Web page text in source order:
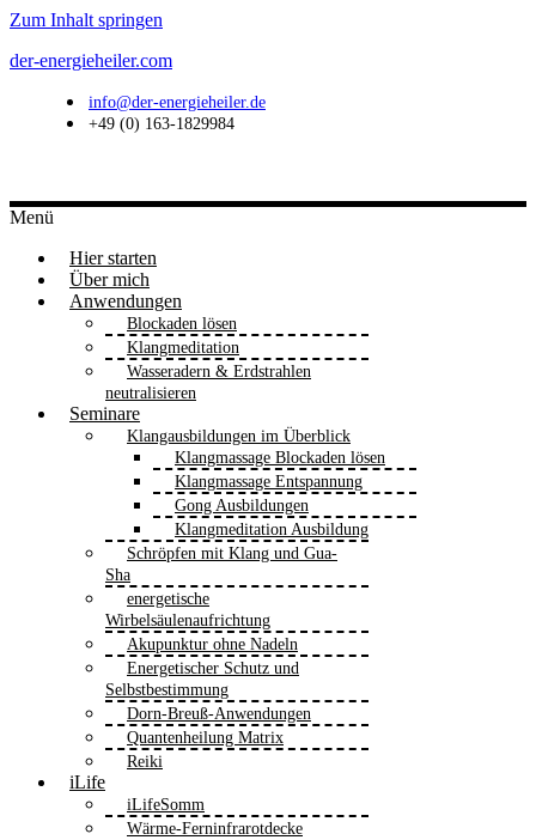
Zum Inhalt springen
der-energieheiler.com
info@der-energieheiler.de
+49 (0) 163-1829984
Menü
Hier starten
Über mich
Anwendungen
Blockaden lösen
Klangmeditation
Wasseradern & Erdstrahlen
neutralisieren
Seminare
Klangausbildungen im Überblick
Klangmassage Blockaden lösen
Klangmassage Entspannung
Gong Ausbildungen
Klangmeditation Ausbildung
Schröpfen mit Klang und Gua-
Sha
energetische
Wirbelsäulenaufrichtung
Akupunktur ohne Nadeln
Energetischer Schutz und
Selbstbestimmung
Dorn-Breuß-Anwendungen
Quantenheilung Matrix
Reiki
iLife
iLifeSomm
Wärme-Ferninfrarotdecke